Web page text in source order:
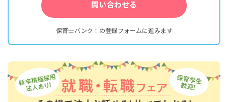
問い合わせる
保育士バンク！の登録フォームに進みます